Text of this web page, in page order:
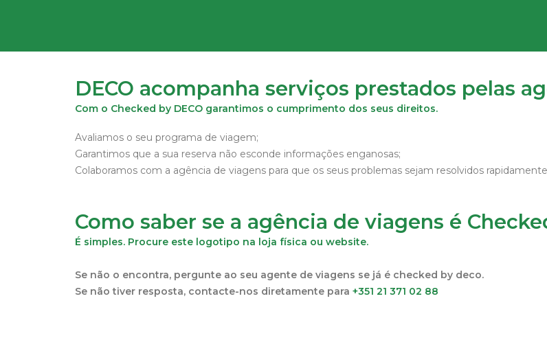
DECO acompanha serviços prestados pelas
Com o Checked by DECO garantimos o cumprimento dos seus direitos.
Avaliamos o seu programa de viagem;
Garantimos que a sua reserva não esconde informações enganosas;
Colaboramos com a agência de viagens para que os seus problemas sejam resolvidos
Como saber se a agência de viagens é
É simples. Procure este logotipo na loja física ou website.
Se não o encontra, pergunte ao seu agente de viagens se já é checked by deco.
Se não tiver resposta, contacte-nos diretamente para +351 21 371 02 88